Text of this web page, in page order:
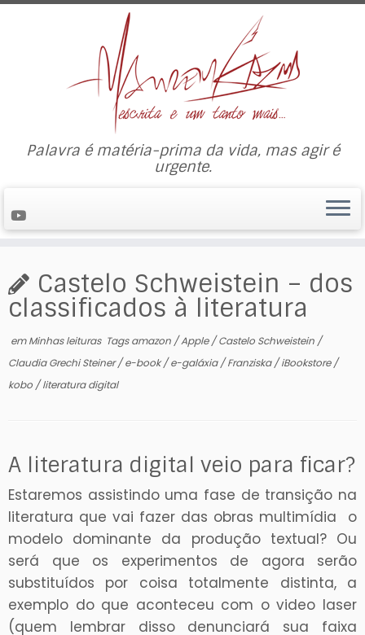
Palavra é matéria-prima da vida, mas agir é
urgente.
Castelo Schweistein – dos
classificados à literatura
emMinhas leituras Tagsamazon /Apple/Castelo Schweistein /
Claudia Grechi Steiner/e-book/e-galáxia/Franziska/iBookstore/
kobo /literatura digital
A literatura digital veio para ficar?
Estaremos assistindo uma fase de transição na
literatura que vai fazer das obras multimídia o
modelo dominante da produção textual? Ou
será que os experimentos de agora serão
substituídos por coisa totalmente distinta, a
exemplo do que aconteceu com o video laser
(quem lembrar disso denunciará sua faixa